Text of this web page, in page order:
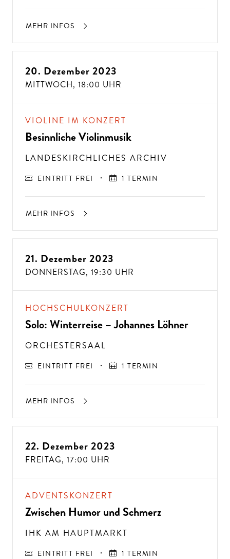
MEHR INFOS
20. Dezember 2023
MITTWOCH, 18:00 UHR
VIOLINE IM KONZERT
Besinnliche Violinmusik
LANDESKIRCHLICHES ARCHIV
EINTRITT FREI 1 TERMIN
MEHR INFOS
21. Dezember 2023
DONNERSTAG, 19:30 UHR
HOCHSCHULKONZERT
Solo: Winterreise – Johannes Löhner
ORCHESTERSAAL
EINTRITT FREI 1 TERMIN
MEHR INFOS
22. Dezember 2023
FREITAG, 17:00 UHR
ADVENTSKONZERT
Zwischen Humor und Schmerz
IHK AM HAUPTMARKT
EINTRITT FREI 1 TERMIN